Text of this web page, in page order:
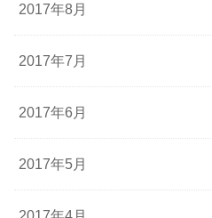
2017年8月
2017年7月
2017年6月
2017年5月